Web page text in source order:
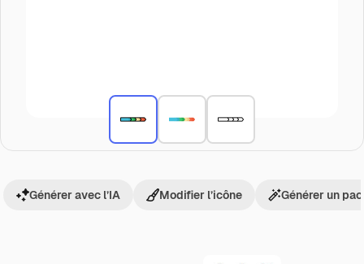
Générer avec l’IA Modifier l’icône Générer un